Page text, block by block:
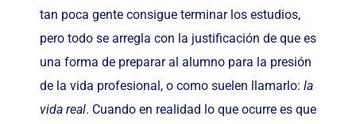
tan poca gente consigue terminar los estudios,
pero todo se arregla con la justificación de que es
una forma de preparar al alumno para la presión
de la vida profesional, o como suelen llamarlo: la
vida real. Cuando en realidad lo que ocurre es que